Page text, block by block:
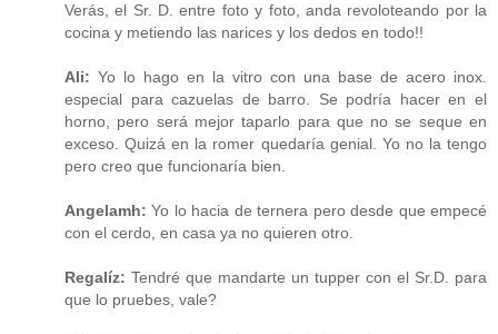
Verás, el Sr. D. entre foto y foto, anda revoloteando por la
cocina y metiendo las narices y los dedos en todo!!
Ali: Yo lo hago en la vitro con una base de acero inox.
especial para cazuelas de barro. Se podría hacer en el
horno, pero será mejor taparlo para que no se seque en
exceso. Quizá en la romer quedaría genial. Yo no la tengo
pero creo que funcionaría bien.
Angelamh: Yo lo hacia de ternera pero desde que empecé
con el cerdo, en casa ya no quieren otro.
Regalíz: Tendré que mandarte un tupper con el Sr.D. para
que lo pruebes, vale?